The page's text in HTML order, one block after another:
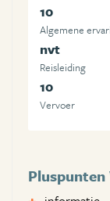
10
Algemene
nvt
Reisleiding
10
Vervoer
Pluspunten